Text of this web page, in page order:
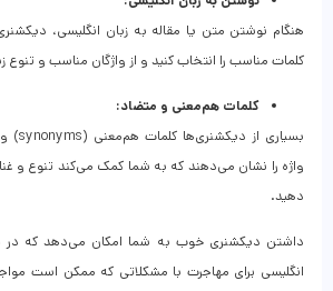
هنگام نوشتن متن یا مقاله به زبان انگلیسی،
کلمات مناسب را انتخاب کنید و از واژگان مناسب و تنوع
کلمات هم‌معنی و متضاد:
واژه را نشان می‌دهند که به شما کمک می‌کند تنوع و
دهید.
داشتن دیکشنری خوب به شما امکان می‌دهد که در
انگلیسی برای مهاجرت با مشکلاتی که ممکن است